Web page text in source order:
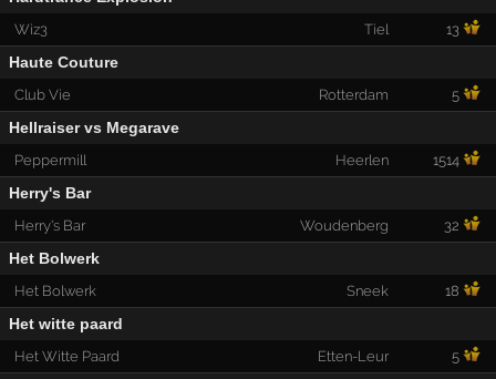
Wiz3 Tiel 13
Haute Couture
Club Vie Rotterdam 5
Hellraiser vs Megarave
Peppermill Heerlen 1514
Herry's Bar
Herry's Bar Woudenberg 32
Het Bolwerk
Het Bolwerk Sneek 18
Het witte paard
Het Witte Paard Etten-Leur 5